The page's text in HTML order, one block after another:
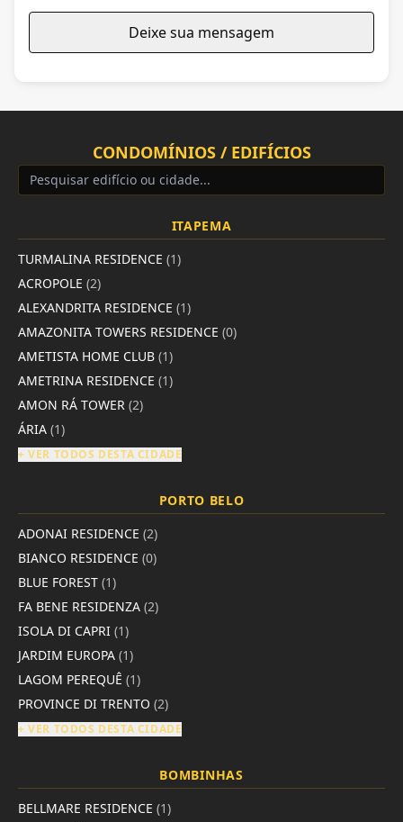
Deixe sua mensagem
CONDOMÍNIOS / EDIFÍCIOS
ITAPEMA
TURMALINA RESIDENCE (1)
ACROPOLE (2)
ALEXANDRITA RESIDENCE (1)
AMAZONITA TOWERS RESIDENCE (0)
AMETISTA HOME CLUB (1)
AMETRINA RESIDENCE (1)
AMON RÁ TOWER (2)
ÁRIA (1)
+ VER TODOS DESTA CIDADE
PORTO BELO
ADONAI RESIDENCE (2)
BIANCO RESIDENCE (0)
BLUE FOREST (1)
FA BENE RESIDENZA (2)
ISOLA DI CAPRI (1)
JARDIM EUROPA (1)
LAGOM PEREQUÊ (1)
PROVINCE DI TRENTO (2)
+ VER TODOS DESTA CIDADE
BOMBINHAS
BELLMARE RESIDENCE (1)